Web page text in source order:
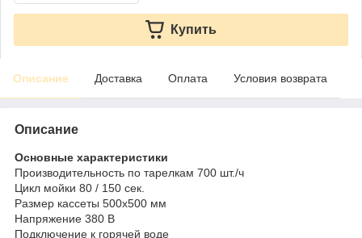
Купить
Описание Доставка Оплата Условия возврата
Описание
Основные характеристики
Производительность по тарелкам 700 шт./ч
Цикл мойки 80 / 150 сек.
Размер кассеты 500х500 мм
Напряжение 380 В
Подключение к горячей воде